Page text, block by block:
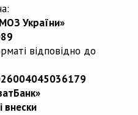
України»
відповідно до
внески